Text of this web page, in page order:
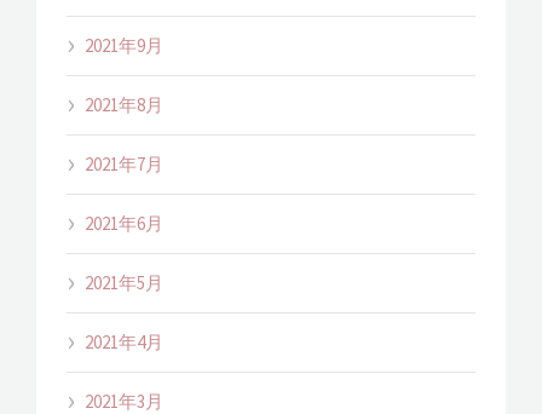
2021年9月
2021年8月
2021年7月
2021年6月
2021年5月
2021年4月
2021年3月